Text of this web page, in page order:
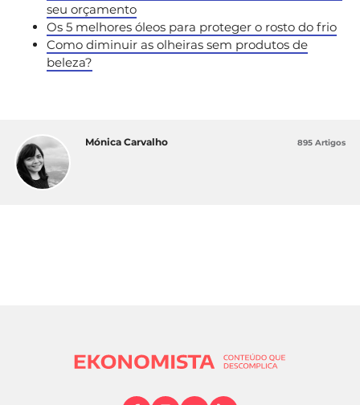
seu orçamento
Os 5 melhores óleos para proteger o rosto do frio
Como diminuir as olheiras sem produtos de
beleza?
Mónica Carvalho 895 Artigos